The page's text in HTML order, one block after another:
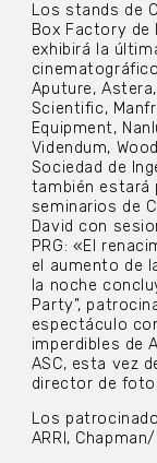
Los stands de
Box Factory de
exhibirá la
Aputure,
Scientific,
Equipment,
Videndum,
Sociedad de
también estará
seminarios de
David con
PRG: «El
el aumento de
la noche
Party”,
espectáculo
imperdibles de
ASC, esta vez
director de
Los
ARRI,